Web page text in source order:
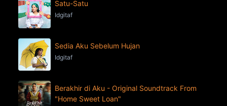
Satu-Satu
Idgitaf
Sedia Aku Sebelum Hujan
Idgitaf
Berakhir di Aku - Original Soundtrack From
"Home Sweet Loan"